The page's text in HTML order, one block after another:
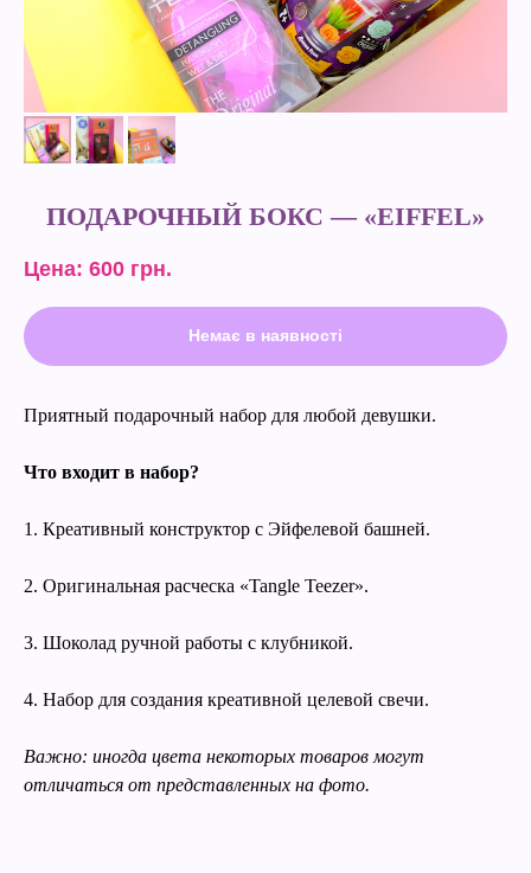
ПОДАРОЧНЫЙ БОКС — «EIFFEL»
Цена: 600 грн.
Немає в наявності
Приятный подарочный набор для любой девушки.
Что входит в набор?
1. Креативный конструктор с Эйфелевой башней.
2. Оригинальная расческа «Tangle Teezer».
3. Шоколад ручной работы с клубникой.
4. Набор для создания креативной целевой свечи.
Важно: иногда цвета некоторых товаров могут
отличаться от представленных на фото.